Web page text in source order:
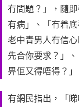
冇問題？」，隨
有病」、「冇着
老中青男人冇信
先合你要求？」
畀佢又得唔得？」
有網民指出，「